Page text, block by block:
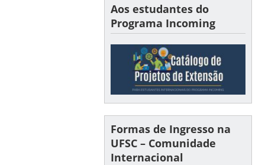
Aos estudantes do
Programa Incoming
Formas de Ingresso na
UFSC – Comunidade
Internacional